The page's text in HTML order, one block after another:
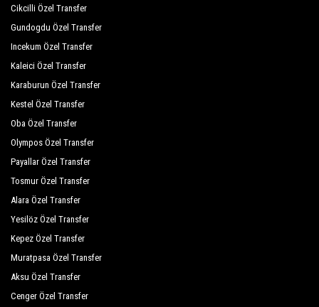
Cikcilli Özel Transfer
Gundogdu Özel Transfer
Incekum Özel Transfer
Kaleici Özel Transfer
Karaburun Özel Transfer
Kestel Özel Transfer
Oba Özel Transfer
Olympos Özel Transfer
Payallar Özel Transfer
Tosmur Özel Transfer
Alara Özel Transfer
Yesilöz Özel Transfer
Kepez Özel Transfer
Muratpasa Özel Transfer
Aksu Özel Transfer
Cenger Özel Transfer